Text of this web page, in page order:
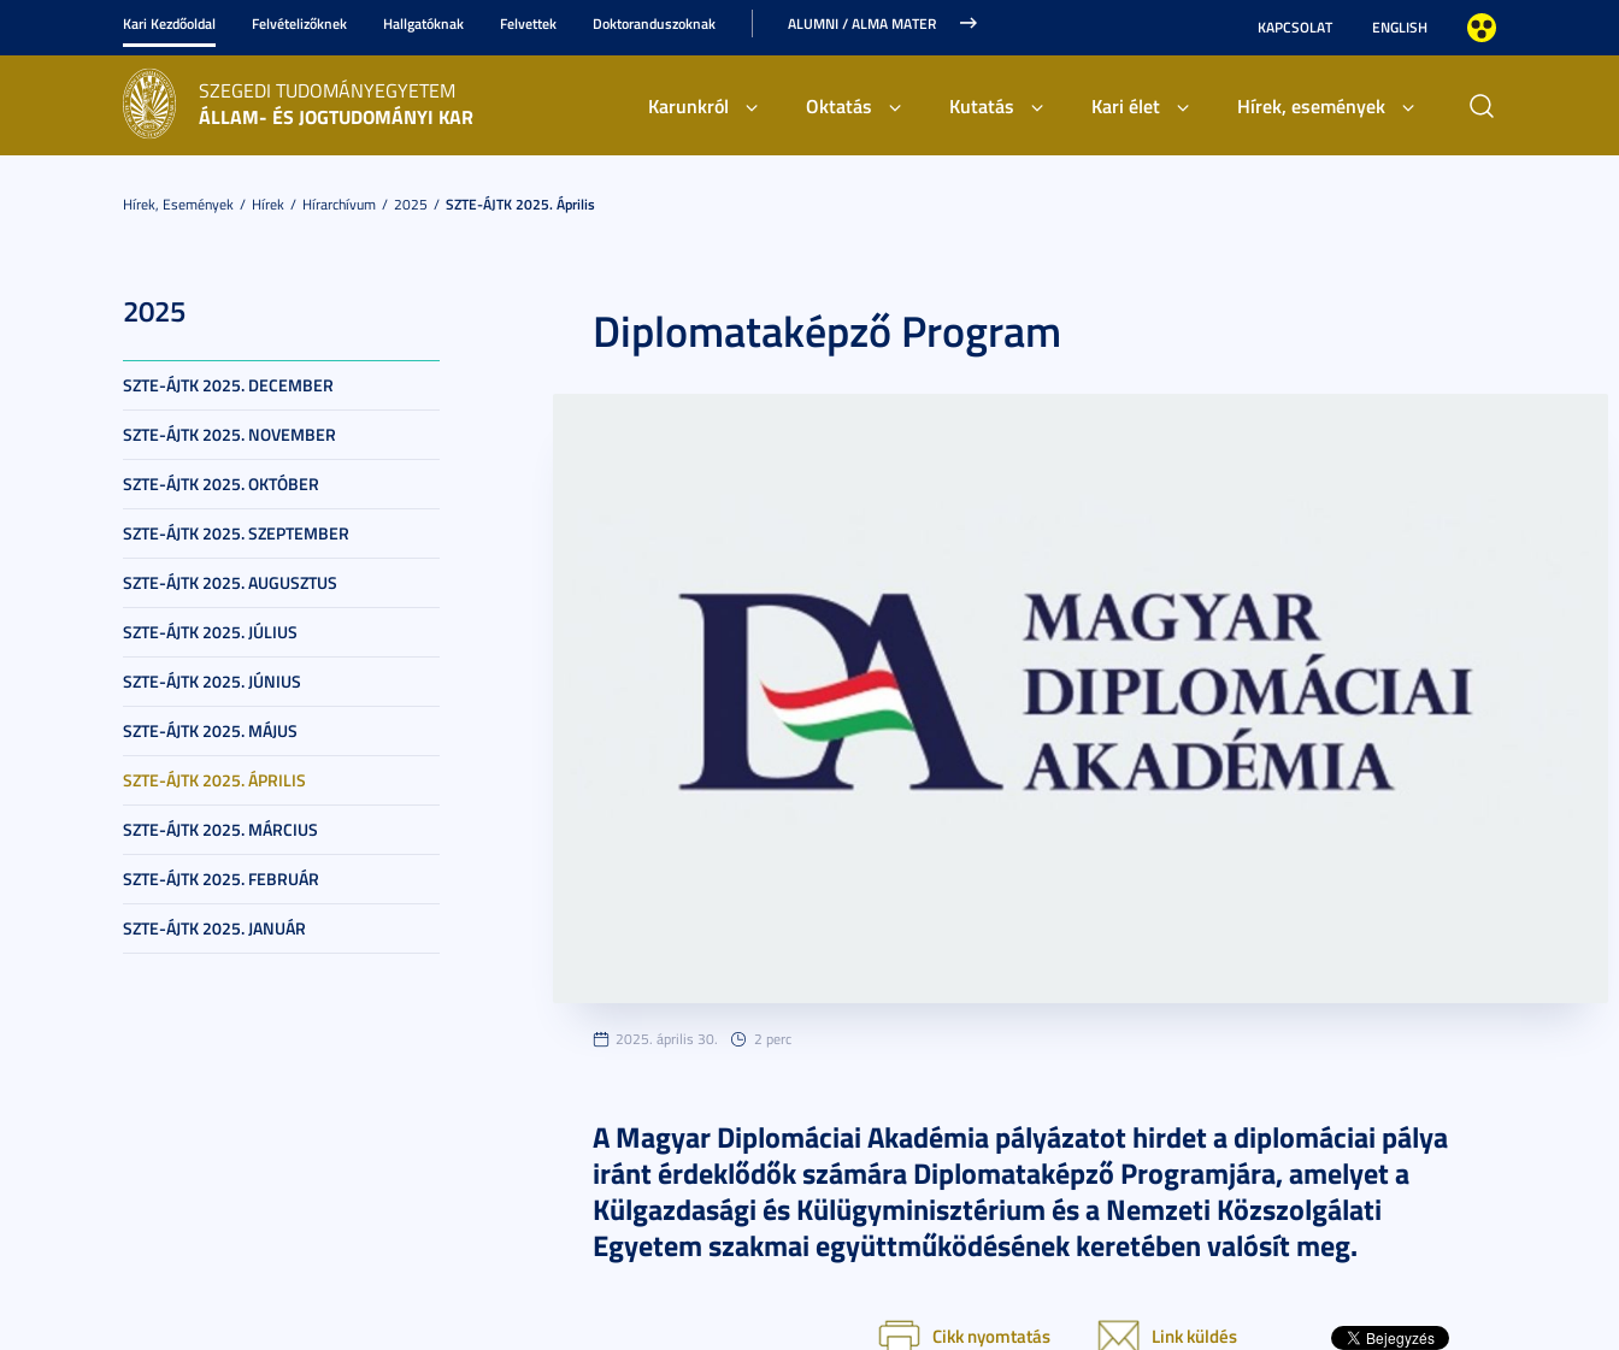
Kari Kezdőoldal Felvételizőknek Hallgatóknak Felvettek Doktoranduszoknak ALUMNI / ALMA MATER KAPCSOLAT ENGLISH
SZEGEDI TUDOMÁNYEGYETEM
ÁLLAM- ÉS JOGTUDOMÁNYI KAR Karunkról Oktatás Kutatás Kari élet Hírek, események
Hírek, Események Hírek Hírarchívum 2025 SZTE-ÁJTK 2025. Április
2025
SZTE-ÁJTK 2025. DECEMBER
SZTE-ÁJTK 2025. NOVEMBER
SZTE-ÁJTK 2025. OKTÓBER
SZTE-ÁJTK 2025. SZEPTEMBER
SZTE-ÁJTK 2025. AUGUSZTUS
SZTE-ÁJTK 2025. JÚLIUS
SZTE-ÁJTK 2025. JÚNIUS
SZTE-ÁJTK 2025. MÁJUS
SZTE-ÁJTK 2025. ÁPRILIS
SZTE-ÁJTK 2025. MÁRCIUS
SZTE-ÁJTK 2025. FEBRUÁR
SZTE-ÁJTK 2025. JANUÁR
Diplomataképző Program
2025. április 30. 2 perc
A Magyar Diplomáciai Akadémia pályázatot hirdet a diplomáciai pálya
iránt érdeklődők számára Diplomataképző Programjára, amelyet a
Külgazdasági és Külügyminisztérium és a Nemzeti Közszolgálati
Egyetem szakmai együttműködésének keretében valósít meg.
Cikk nyomtatás Link küldés